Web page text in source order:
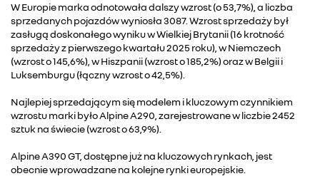
W Europie marka odnotowała dalszy wzrost (o 53,7%), a liczba
sprzedanych pojazdów wyniosła 3087. Wzrost sprzedaży był
zasługą doskonałego wyniku w Wielkiej Brytanii (16 krotność
sprzedaży z pierwszego kwartału 2025 roku), w Niemczech
(wzrost o 145,6%), w Hiszpanii (wzrost o 185,2%) oraz w Belgii i
Luksemburgu (łączny wzrost o 42,5%).
Najlepiej sprzedającym się modelem i kluczowym czynnikiem
wzrostu marki było Alpine A290, zarejestrowane w liczbie 2452
sztuk na świecie (wzrost o 63,9%).
Alpine A390 GT, dostępne już na kluczowych rynkach, jest
obecnie wprowadzane na kolejne rynki europejskie.